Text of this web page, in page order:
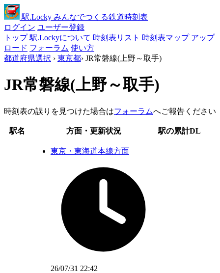
駅.Locky みんなでつくる鉄道時刻表
ログイン ユーザー登録
トップ 駅.Lockyについて 時刻表リスト 時刻表マップ アップ
ロード フォーラム 使い方
都道府県選択 › 東京都› JR常磐線(上野～取手)
JR常磐線(上野～取手)
時刻表の誤りを見つけた場合はフォーラムへご報告ください
駅名 方面・更新状況 駅の累計DL
東京・東海道本線方面
26/07/31 22:42